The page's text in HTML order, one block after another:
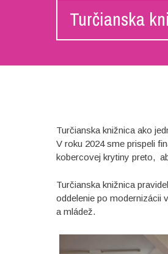
Turčianska
Turčianska knižnica ako
V roku 2024 sme prispeli
kobercovej krytiny preto,
Turčianska knižnica
oddelenie po modernizácii
a mládež.